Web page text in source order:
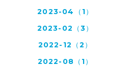
2023-04（1）
2023-02（3）
2022-12（2）
2022-08（1）